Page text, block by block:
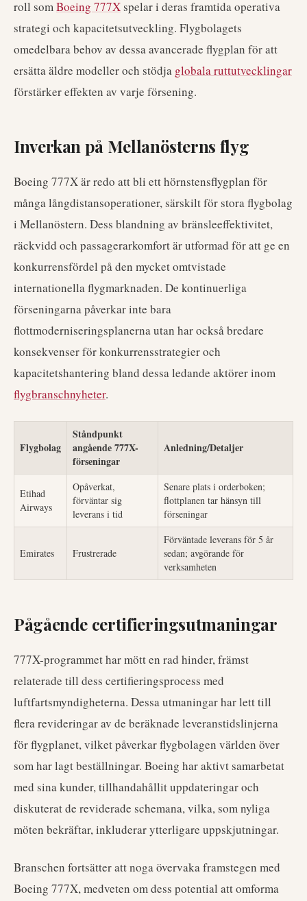
roll somBoeing 777Xspelar i deras framtida operativa
strategi och kapacitetsutveckling. Flygbolagets
omedelbara behov av dessa avancerade flygplan för att
ersätta äldre modeller och stödja globala ruttutvecklingar
förstärker effekten av varje försening.
Inverkan på Mellanösterns flyg
Boeing 777X är redo att bli ett hörnstensflygplan för
många långdistansoperationer, särskilt för stora flygbolag
i Mellanöstern. Dess blandning av bränsleeffektivitet,
räckvidd och passagerarkomfort är utformad för att ge en
konkurrensfördel på den mycket omtvistade
internationella flygmarknaden. De kontinuerliga
förseningarna påverkar inte bara
flottmoderniseringsplanerna utan har också bredare
konsekvenser för konkurrensstrategier och
kapacitetshantering bland dessa ledande aktörer inom
flygbranschnyheter.
Flygbolag
Ståndpunkt
angående 777X-
förseningar
Anledning/Detaljer
Etihad
Airways
Opåverkat,
förväntar sig
leverans i tid
Senare plats i orderboken;
flottplanen tar hänsyn till
förseningar
Emirates Frustrerade
Förväntade leverans för 5 år
sedan; avgörande för
verksamheten
Pågående certifieringsutmaningar
777X-programmet har mött en rad hinder, främst
relaterade till dess certifieringsprocess med
luftfartsmyndigheterna. Dessa utmaningar har lett till
flera revideringar av de beräknade leveranstidslinjerna
för flygplanet, vilket påverkar flygbolagen världen över
som har lagt beställningar. Boeing har aktivt samarbetat
med sina kunder, tillhandahållit uppdateringar och
diskuterat de reviderade schemana, vilka, som nyliga
möten bekräftar, inkluderar ytterligare uppskjutningar.
Branschen fortsätter att noga övervaka framstegen med
Boeing 777X, medveten om dess potential att omforma